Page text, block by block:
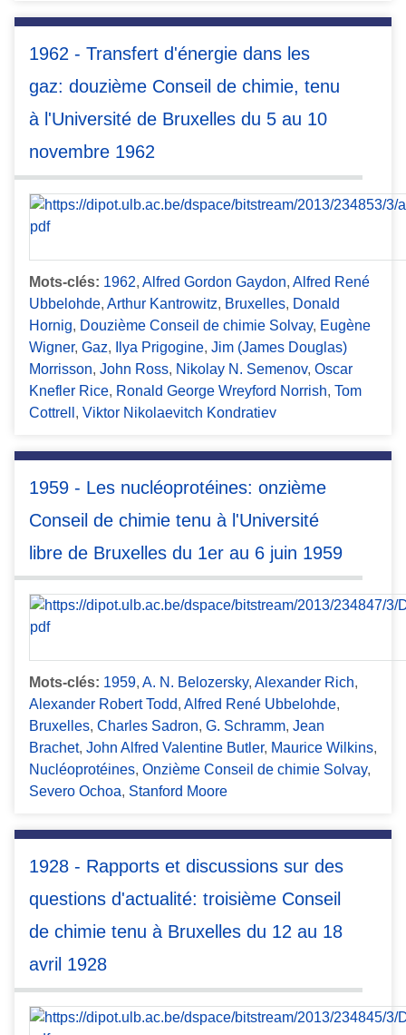
1962 - Transfert d'énergie dans les
gaz: douzième Conseil de chimie, tenu
à l'Université de Bruxelles du 5 au 10
novembre 1962
Mots-clés: 1962, Alfred Gordon Gaydon, Alfred René
Ubbelohde, Arthur Kantrowitz, Bruxelles, Donald
Hornig, Douzième Conseil de chimie Solvay, Eugène
Wigner, Gaz, Ilya Prigogine, Jim (James Douglas)
Morrisson, John Ross, Nikolay N. Semenov, Oscar
Knefler Rice, Ronald George Wreyford Norrish, Tom
Cottrell , Viktor Nikolaevitch Kondratiev
1959 - Les nucléoprotéines: onzième
Conseil de chimie tenu à l'Université
libre de Bruxelles du 1er au 6 juin 1959
Mots-clés: 1959, A. N. Belozersky, Alexander Rich,
Alexander Robert Todd, Alfred René Ubbelohde,
Bruxelles, Charles Sadron, G. Schramm, Jean
Brachet, John Alfred Valentine Butler, Maurice Wilkins,
Nucléoprotéines, Onzième Conseil de chimie Solvay,
Severo Ochoa, Stanford Moore
1928 - Rapports et discussions sur des
questions d'actualité: troisième Conseil
de chimie tenu à Bruxelles du 12 au 18
avril 1928